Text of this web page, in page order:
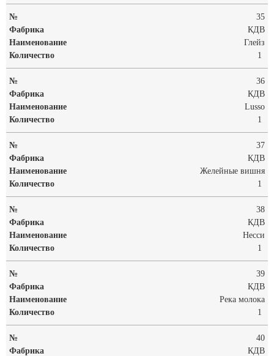
35
КДВ
Глейз
1
36
КДВ
Lusso
1
37
КДВ
Желейные вишня
1
38
КДВ
Несси
1
39
КДВ
Река молока
1
40
КДВ